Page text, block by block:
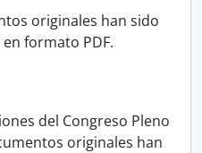
originales han sido
formato PDF.
del Congreso Pleno
originales han